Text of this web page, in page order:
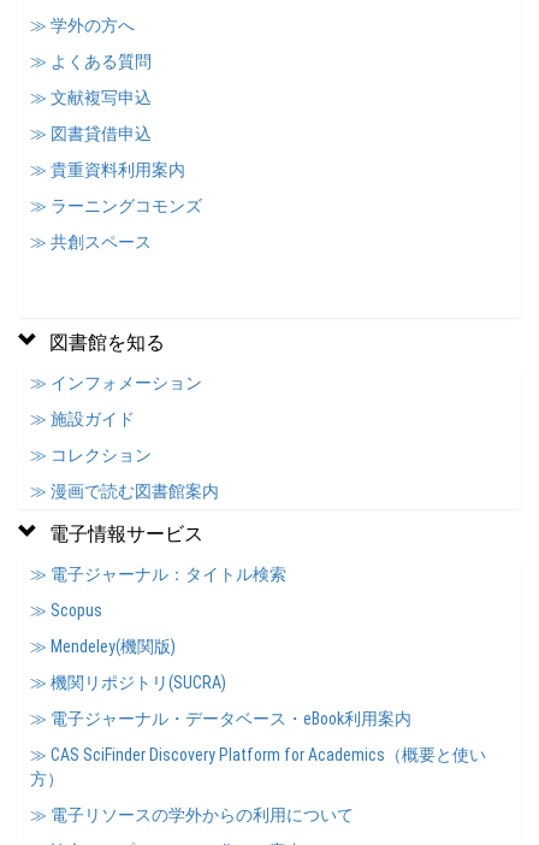
≫ 学外の方へ
≫ よくある質問
≫ 文献複写申込
≫ 図書貸借申込
≫ 貴重資料利用案内
≫ ラーニングコモンズ
≫ 共創スペース
図書館を知る
≫ インフォメーション
≫ 施設ガイド
≫ コレクション
≫ 漫画で読む図書館案内
電子情報サービス
≫ 電子ジャーナル：タイトル検索
≫ Scopus
≫ Mendeley(機関版)
≫ 機関リポジトリ(SUCRA)
≫ 電子ジャーナル・データベース・eBook利用案内
≫ CAS SciFinder Discovery Platform for Academics（概要と使い
方）
≫ 電子リソースの学外からの利用について